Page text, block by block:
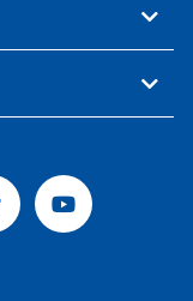
Tiktok Youtube